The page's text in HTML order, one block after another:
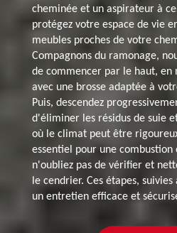
cheminée et un aspirateur à
protégez votre espace de vie
meubles proches de votre
Compagnons du ramonage,
de commencer par le haut, en
avec une brosse adaptée à
Puis, descendez
d'éliminer les résidus de suie
où le climat peut être
essentiel pour une combustion
n'oubliez pas de vérifier et
le cendrier. Ces étapes,
un entretien efficace et